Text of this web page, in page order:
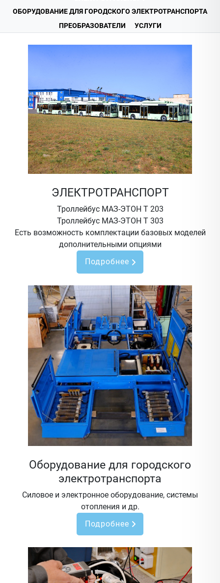
ОБОРУДОВАНИЕ ДЛЯ ГОРОДСКОГО ЭЛЕКТРОТРАНСПОРТА
ПРЕОБРАЗОВАТЕЛИ
УСЛУГИ
ЭЛЕКТРОТРАНСПОРТ
Троллейбус МАЗ-ЭТОН Т 203
Троллейбус МАЗ-ЭТОН Т 303
Есть возможность комплектации базовых моделей
дополнительными опциями
Подробнее
Оборудование для городского
электротранспорта
Силовое и электронное оборудование, системы
отопления и др.
Подробнее